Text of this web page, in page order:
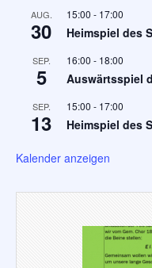
AUG.
30
15:00 - 17:00
Heimspiel des
SEP.
5
16:00 - 18:00
Auswärtsspiel
SEP.
13
15:00 - 17:00
Heimspiel des
Kalender anzeigen